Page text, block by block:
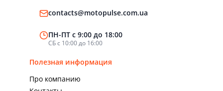
Полезная информация
Про компанию
contacts@motopulse.com.ua
ПН-ПТ с 9:00 до 18:00
СБ с 10:00 до 16:00